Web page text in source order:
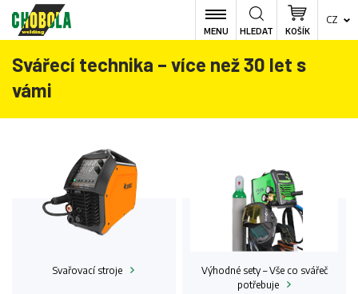
MENU KOŠÍK
CZ
HLEDAT
Svářecí technika – více než 30 let s
vámi
Svařovací stroje
Výhodné sety – Vše co svářeč
potřebuje